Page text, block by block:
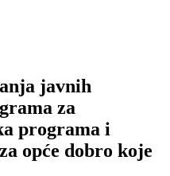
javnih
za
programa i
opće dobro koje